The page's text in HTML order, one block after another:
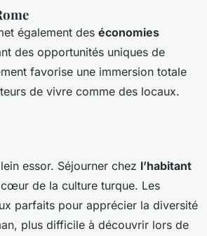
également des économies
des opportunités uniques de
favorise une immersion totale
de vivre comme des locaux.
essor. Séjourner chez l’habitant
de la culture turque. Les
parfaits pour apprécier la diversité
plus difficile à découvrir lors de